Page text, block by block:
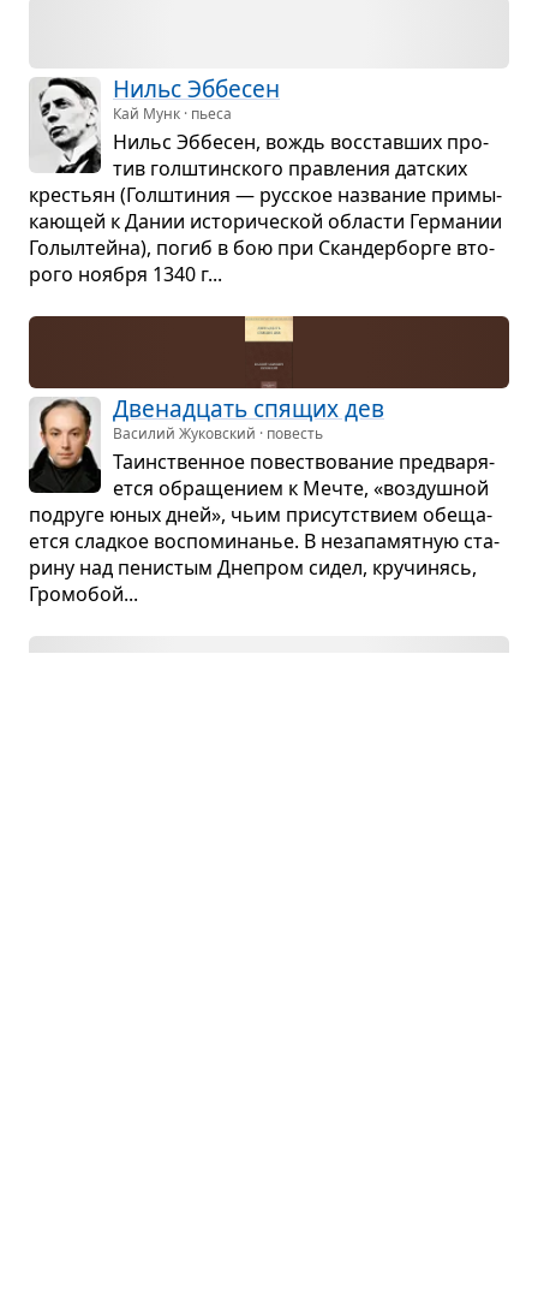
Нильс Эббе­сен
Кай Мунк · пьеса
Нильс Эббе­сен, вождь вос­став­ших про­
тив гол­штин­ского прав­ле­ния дат­ских
кре­стьян (Гол­шти­ния — рус­ское назва­ние при­мы­
ка­ю­щей к Дании исто­ри­че­ской обла­сти Гер­ма­нии
Голыл­тейна), погиб в бою при Скан­дер­борге вто­
рого ноя­бря 1340 г...
Две­на­дцать спя­щих дев
Василий Жуковский · повесть
Таин­ствен­ное повест­во­ва­ние пред­ва­ря­
ется обра­ще­нием к Мечте, «воз­душ­ной
подруге юных дней», чьим при­сут­ствием обе­ща­
ется слад­кое вос­по­ми­на­нье. В неза­па­мят­ную ста­
рину над пени­стым Дне­пром сидел, кру­чи­нясь,
Гро­мо­бой...